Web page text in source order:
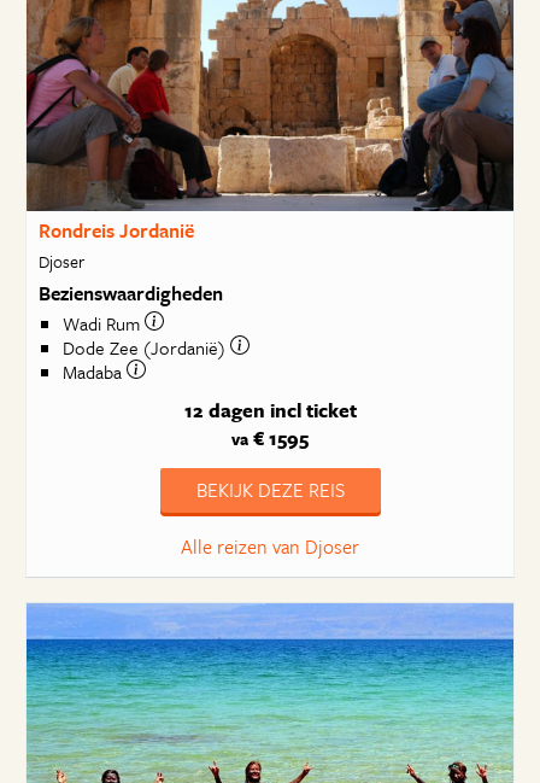
Rondreis Jordanië
Djoser
Bezienswaardigheden
Wadi Rum
Dode Zee (Jordanië)
Madaba
12 dagen incl ticket
va € 1595
BEKIJK DEZE REIS
Alle reizen van Djoser